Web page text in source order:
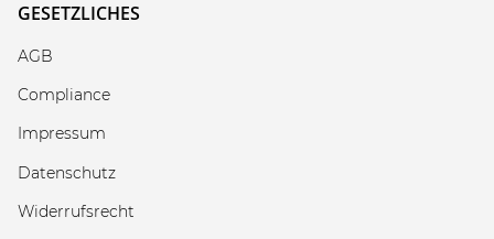
GESETZLICHES
AGB
Compliance
Impressum
Datenschutz
Widerrufsrecht